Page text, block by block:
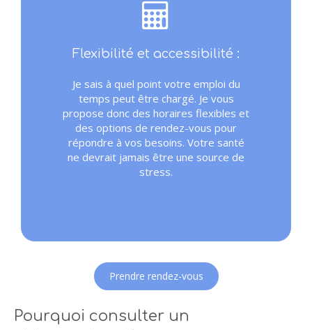
Flexibilité et accessibilité :
Je sais à quel point votre emploi du
temps peut être chargé. Je vous
propose donc des horaires flexibles et
des options de rendez-vous pour
répondre à vos besoins. Votre santé
ne devrait jamais être une source de
stress.
Prendre rendez-vous
Pourquoi consulter un